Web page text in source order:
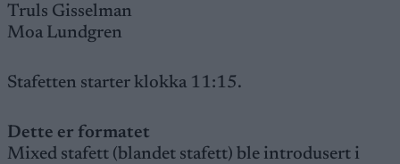
Truls Gisselman
Moa Lundgren
Stafetten starter klokka 11:15.
Dette er formatet
Mixed stafett (blandet stafett) ble introdusert i